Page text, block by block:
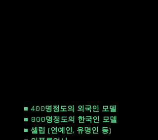
■ 400명정도의 외국인 모델
■ 800명정도의 한국인 모델
■ 셀럽 (연예인, 유명인 등)